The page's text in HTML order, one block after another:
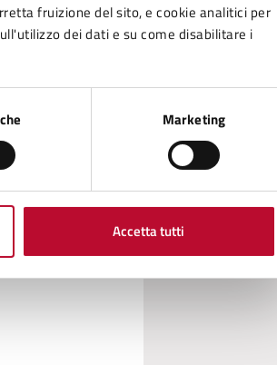
fruizione del sito, e cookie analitici per
dei dati e su come disabilitare i
Marketing
Accetta tutti